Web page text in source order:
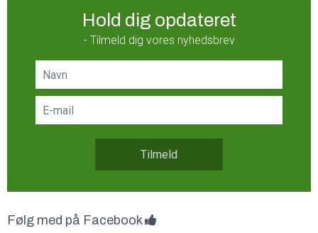
Hold dig opdateret
- Tilmeld dig vores nyhedsbrev
Tilmeld
Følg med på Facebook